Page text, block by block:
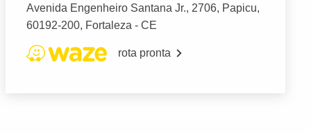
Avenida Engenheiro Santana Jr., 2706, Papicu,
60192-200, Fortaleza - CE
rota pronta